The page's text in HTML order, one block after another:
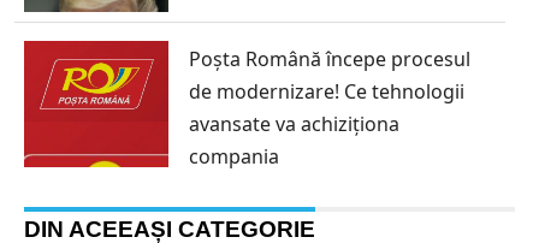
Poșta Română începe procesul
de modernizare! Ce tehnologii
avansate va achiziționa
compania
DIN ACEEAȘI CATEGORIE